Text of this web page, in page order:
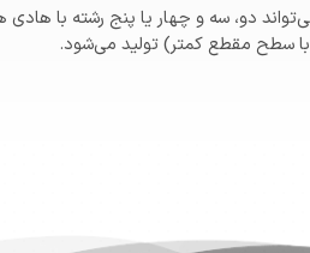
۰.۶ تا ۱ کیلو ولت دارد. کابل زمینی آلومینیوم می‌تواند دو، سه و چهار